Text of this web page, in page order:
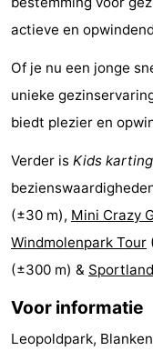
drinken
Praktisch
Forum
Parkeren
-
Kusttram
Reisboekenwinkel
Nieuws
Medische
actieve en
Of je nu een jonge
unieke
biedt plezier en
Verder is Kids
(±30 m), Mini Crazy
Windmolenpark Tour
(±300 m) & Sportland
Voor informatie
Leopoldpark,